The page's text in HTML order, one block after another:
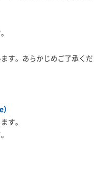
す。あらかじめご了承くだ
す。